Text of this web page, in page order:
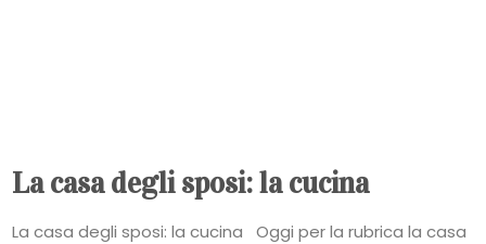
La casa degli sposi: la cucina
La casa degli sposi: la cucina Oggi per la rubrica la casa